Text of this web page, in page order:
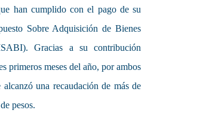
han cumplido con el pago de su
Sobre Adquisición de Bienes
Gracias a su contribución
primeros meses del año, por ambos
alcanzó una recaudación de más de
pesos.